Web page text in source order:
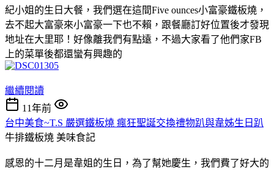
紀小姐的生日大餐，我們選在這間Five ounces小富豪鐵板燒，
去不起大富豪來小富豪一下也不賴，跟餐廳訂好位置後才發現
地址在大里耶！好像離我們有點遠，不過大家看了他們家FB
上的菜單後都還蠻有興趣的
繼續閱讀
11年前
台中美食~T.S 嚴選鐵板燒 瘋狂聖誕交換禮物趴與韋姊生日趴
牛排鐵板燒 美味食記
感恩的十二月是韋姐的生日，為了幫她慶生，我們費了好大的